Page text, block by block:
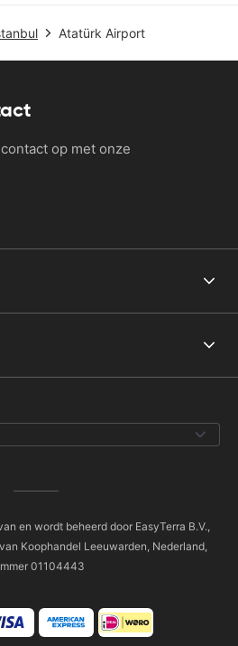
Atatürk Airport
op met onze
en wordt beheerd door EasyTerra B.V.,
Koophandel Leeuwarden, Nederland,
01104443